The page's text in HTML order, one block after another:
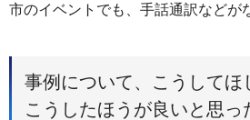
市のイベントでも、手話通訳などが
事例について、こうしてほ
こうしたほうが良いと思っ